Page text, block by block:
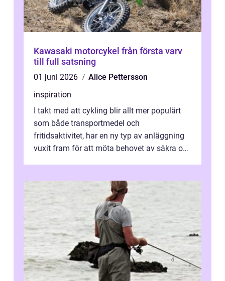
Kawasaki motorcykel från första varv
till full satsning
01 juni 2026
Alice Pettersson
inspiration
I takt med att cykling blir allt mer populärt
som både transportmedel och
fritidsaktivitet, har en ny typ av anläggning
vuxit fram för att möta behovet av säkra och